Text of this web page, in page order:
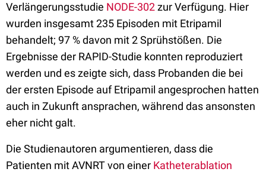
Verlängerungsstudie NODE-302zur Verfügung. Hier
wurden insgesamt 235 Episoden mit Etripamil
behandelt; 97 % davon mit 2 Sprühstößen. Die
Ergebnisse der RAPID-Studie konnten reproduziert
werden und es zeigte sich, dass Probanden die bei
der ersten Episode auf Etripamil angesprochen hatten
auch in Zukunft ansprachen, während das ansonsten
eher nicht galt.
Die Studienautoren argumentieren, dass die
Patienten mit AVNRT von einer Katheterablation